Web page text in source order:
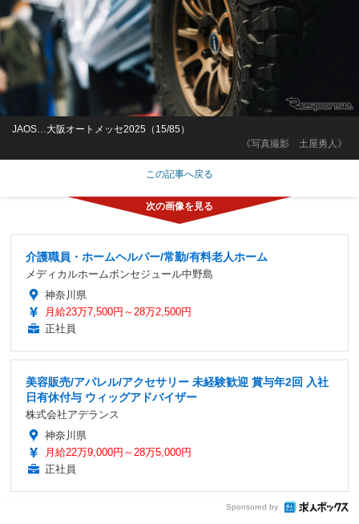
《写真撮影 土屋勇人》
JAOS…大阪オートメッセ2025（15/85）
この記事へ戻る
介護職員・ホームヘルパー/常勤/有料老人ホーム
メディカルホームボンセジュール中野島
神奈川県
月給23万7,500円～28万2,500円
正社員
美容販売/アパレル/アクセサリー 未経験歓迎 賞与年2回 入社
日有休付与 ウィッグアドバイザー
株式会社アデランス
神奈川県
月給22万9,000円～28万5,000円
正社員
Sponsored by